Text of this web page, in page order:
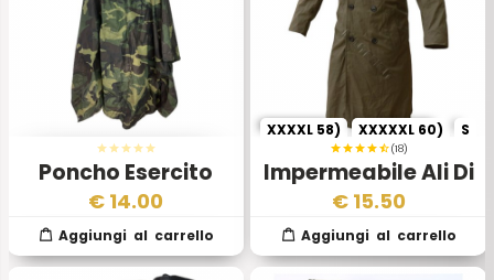
Poncho Esercito
Italiano Policromo –
Originale Ex
Dotazione
€ 14.00
(18)
Impermeabile Ali Di
Pipistrello
XXXXL 58) XXXXXL 60) S
€ 15.50